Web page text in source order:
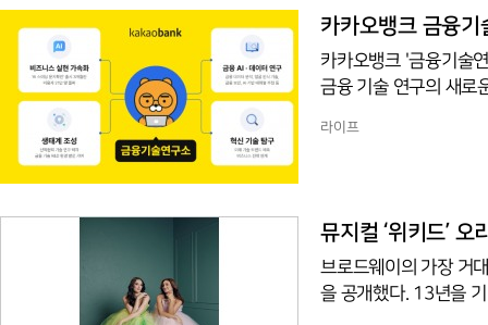
폴 고그 앱솔루 엑스
카카오뱅크 금융
카카오뱅크 '금융기술
금융 기술 연구의 새로
생태계 구축, 연구 성
금융 기술 개발 역량
라이프
뮤지컬 ‘위키드’
브로드웨이의 가장 거
을 공개했다. 13년을